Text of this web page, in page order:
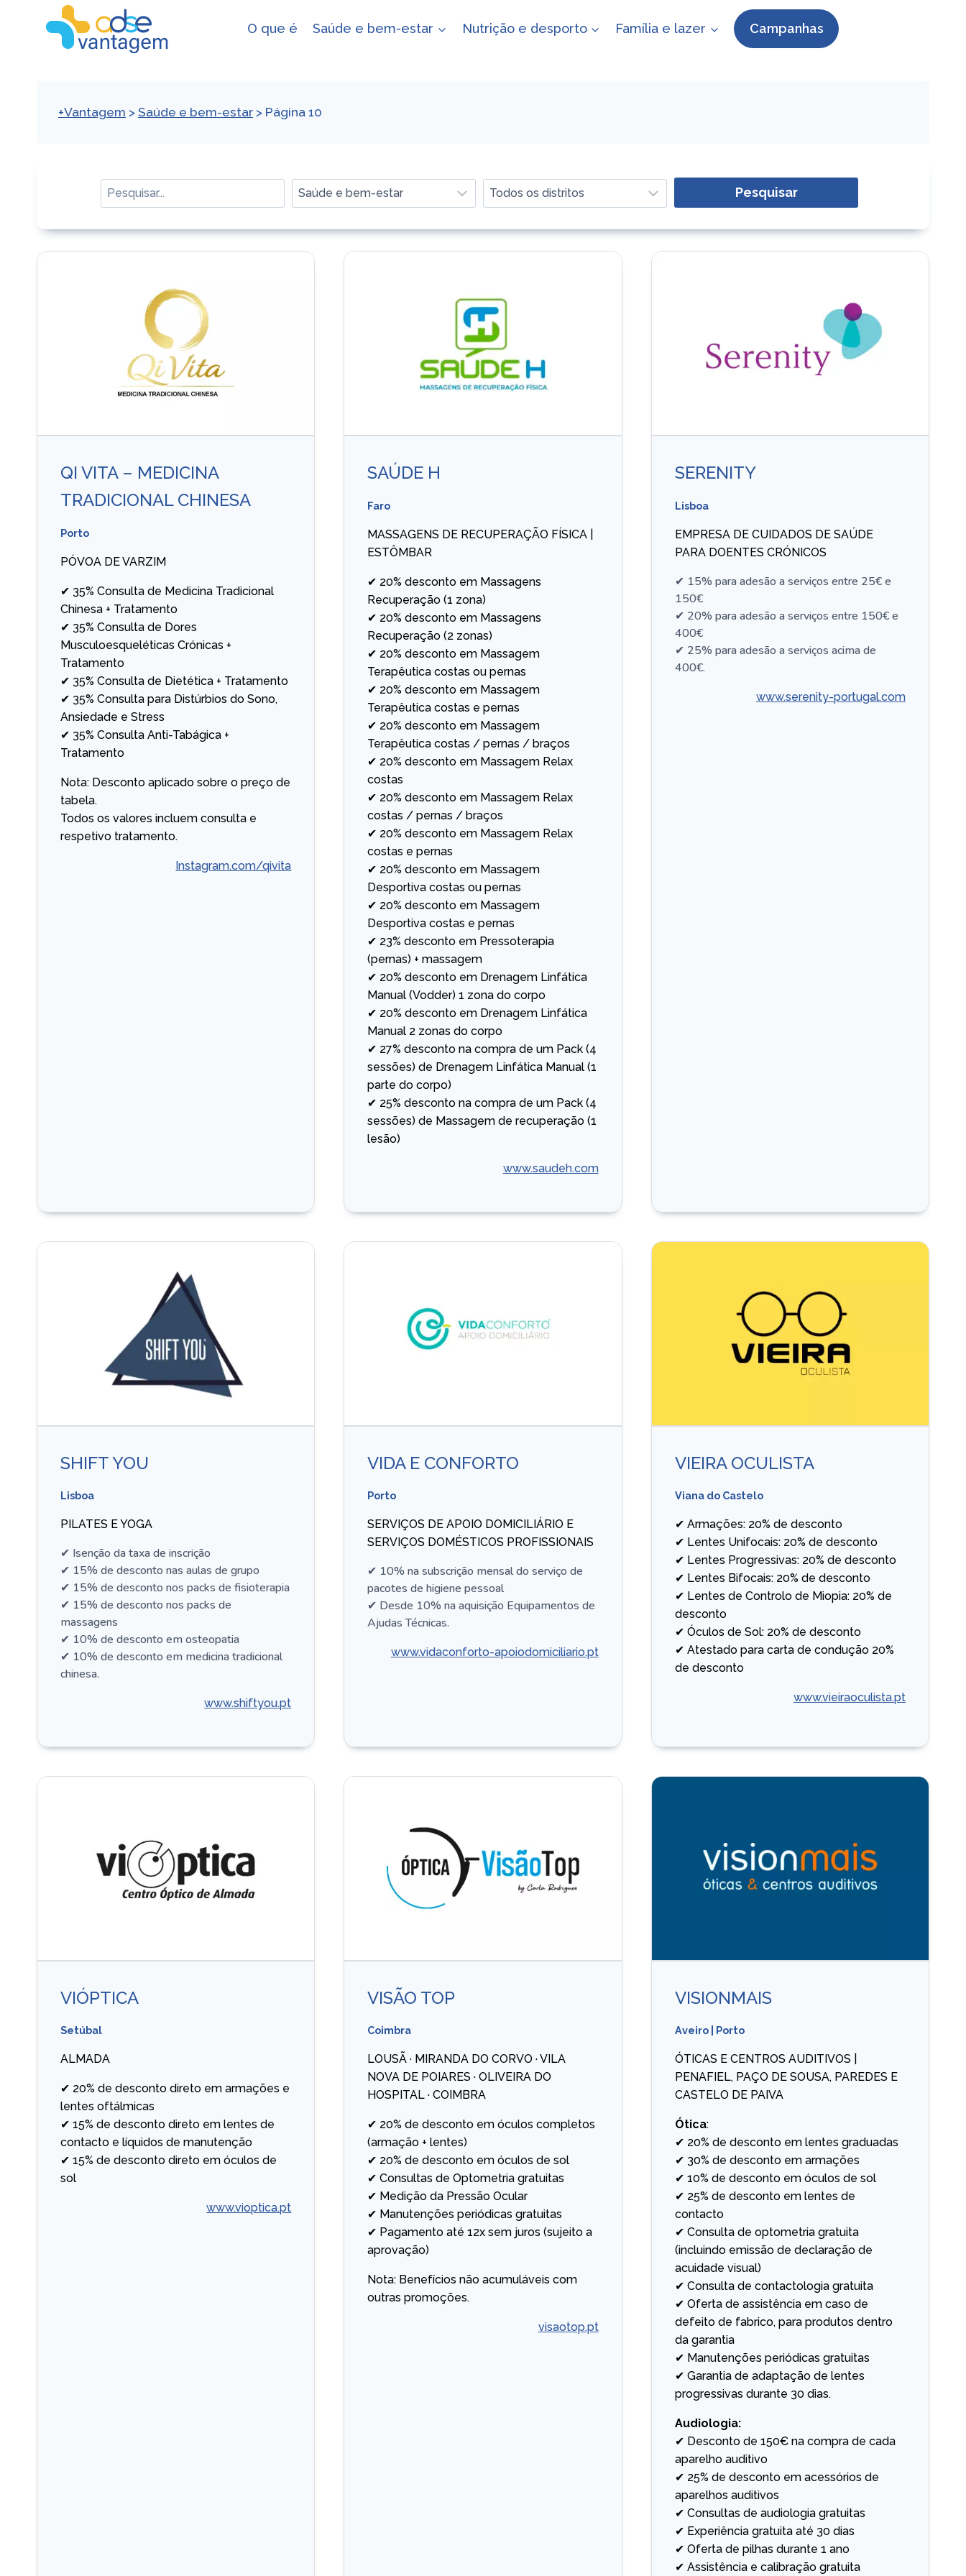
O que é Saúde e bem-estar Nutrição e desporto Família e lazer Campanhas
+Vantagem >Saúde e bem-estar > Página 10
QI VITA – MEDICINA
TRADICIONAL CHINESA
Porto
PÓVOA DE VARZIM
✔ 35% Consulta de Medicina Tradicional
Chinesa + Tratamento
✔ 35% Consulta de Dores
Musculoesqueléticas Crónicas +
Tratamento
✔ 35% Consulta de Dietética + Tratamento
✔ 35% Consulta para Distúrbios do Sono,
Ansiedade e Stress
✔ 35% Consulta Anti-Tabágica +
Tratamento
Nota: Desconto aplicado sobre o preço de
tabela.
Todos os valores incluem consulta e
respetivo tratamento.
Instagram.com/qivita
SAÚDE H
Faro
MASSAGENS DE RECUPERAÇÃO FÍSICA |
ESTÔMBAR
✔ 20% desconto em Massagens
Recuperação (1 zona)
✔ 20% desconto em Massagens
Recuperação (2 zonas)
✔ 20% desconto em Massagem
Terapêutica costas ou pernas
✔ 20% desconto em Massagem
Terapêutica costas e pernas
✔ 20% desconto em Massagem
Terapêutica costas / pernas / braços
✔ 20% desconto em Massagem Relax
costas
✔ 20% desconto em Massagem Relax
costas / pernas / braços
✔ 20% desconto em Massagem Relax
costas e pernas
✔ 20% desconto em Massagem
Desportiva costas ou pernas
✔ 20% desconto em Massagem
Desportiva costas e pernas
✔ 23% desconto em Pressoterapia
(pernas) + massagem
✔ 20% desconto em Drenagem Linfática
Manual (Vodder) 1 zona do corpo
✔ 20% desconto em Drenagem Linfática
Manual 2 zonas do corpo
✔ 27% desconto na compra de um Pack (4
sessões) de Drenagem Linfática Manual (1
parte do corpo)
✔ 25% desconto na compra de um Pack (4
sessões) de Massagem de recuperação (1
lesão)
www.saudeh.com
SERENITY
Lisboa
EMPRESA DE CUIDADOS DE SAÚDE
PARA DOENTES CRÓNICOS
✔ 15% para adesão a serviços entre 25€ e
150€
✔ 20% para adesão a serviços entre 150€ e
400€
✔ 25% para adesão a serviços acima de
400€.
www.serenity-portugal.com
SHIFT YOU
Lisboa
PILATES E YOGA
✔ Isenção da taxa de inscrição
✔ 15% de desconto nas aulas de grupo
✔ 15% de desconto nos packs de fisioterapia
✔ 15% de desconto nos packs de
massagens
✔ 10% de desconto em osteopatia
✔ 10% de desconto em medicina tradicional
chinesa.
www.shiftyou.pt
VIDA E CONFORTO
Porto
SERVIÇOS DE APOIO DOMICILIÁRIO E
SERVIÇOS DOMÉSTICOS PROFISSIONAIS
✔ 10% na subscrição mensal do serviço de
pacotes de higiene pessoal
✔ Desde 10% na aquisição Equipamentos de
Ajudas Técnicas.
www.vidaconforto-apoiodomiciliario.pt
VIEIRA OCULISTA
Viana do Castelo
✔ Armações: 20% de desconto
✔ Lentes Unifocais: 20% de desconto
✔ Lentes Progressivas: 20% de desconto
✔ Lentes Bifocais: 20% de desconto
✔ Lentes de Controlo de Miopia: 20% de
desconto
✔ Óculos de Sol: 20% de desconto
✔ Atestado para carta de condução 20%
de desconto
www.vieiraoculista.pt
VIÓPTICA
Setúbal
ALMADA
✔ 20% de desconto direto em armações e
lentes oftálmicas
✔ 15% de desconto direto em lentes de
contacto e líquidos de manutenção
✔ 15% de desconto direto em óculos de
sol
www.vioptica.pt
VISÃO TOP
Coimbra
LOUSÃ · MIRANDA DO CORVO · VILA
NOVA DE POIARES · OLIVEIRA DO
HOSPITAL · COIMBRA
✔ 20% de desconto em óculos completos
(armação + lentes)
✔ 20% de desconto em óculos de sol
✔ Consultas de Optometria gratuitas
✔ Medição da Pressão Ocular
✔ Manutenções periódicas gratuitas
✔ Pagamento até 12x sem juros (sujeito a
aprovação)
Nota: Benefícios não acumuláveis com
outras promoções.
visaotop.pt
VISIONMAIS
Aveiro| Porto
ÓTICAS E CENTROS AUDITIVOS |
PENAFIEL, PAÇO DE SOUSA, PAREDES E
CASTELO DE PAIVA
Ótica:
✔ 20% de desconto em lentes graduadas
✔ 30% de desconto em armações
✔ 10% de desconto em óculos de sol
✔ 25% de desconto em lentes de
contacto
✔ Consulta de optometria gratuita
(incluindo emissão de declaração de
acuidade visual)
✔ Consulta de contactologia gratuita
✔ Oferta de assistência em caso de
defeito de fabrico, para produtos dentro
da garantia
✔ Manutenções periódicas gratuitas
✔ Garantia de adaptação de lentes
progressivas durante 30 dias.
Audiologia:
✔ Desconto de 150€ na compra de cada
aparelho auditivo
✔ 25% de desconto em acessórios de
aparelhos auditivos
✔ Consultas de audiologia gratuitas
✔ Experiência gratuita até 30 dias
✔ Oferta de pilhas durante 1 ano
✔ Assistência e calibração gratuita